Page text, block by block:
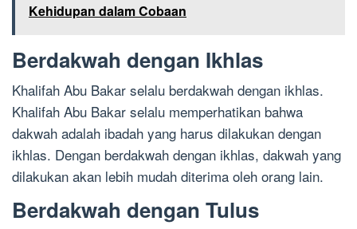
Kehidupan dalam Cobaan
Berdakwah dengan Ikhlas
Khalifah Abu Bakar selalu berdakwah dengan ikhlas.
Khalifah Abu Bakar selalu memperhatikan bahwa
dakwah adalah ibadah yang harus dilakukan dengan
ikhlas. Dengan berdakwah dengan ikhlas, dakwah yang
dilakukan akan lebih mudah diterima oleh orang lain.
Berdakwah dengan Tulus